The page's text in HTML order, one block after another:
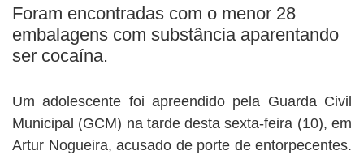
BUSCAR
Foram encontradas com o menor 28
embalagens com substância aparentando
ser cocaína.
Um adolescente foi apreendido pela Guarda Civil
Municipal (GCM) na tarde desta sexta-feira (10), em
Artur Nogueira, acusado de porte de entorpecentes.